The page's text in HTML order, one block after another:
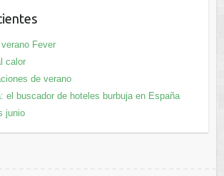
Fever
calor
de verano
el buscador de hoteles burbuja en España
junio